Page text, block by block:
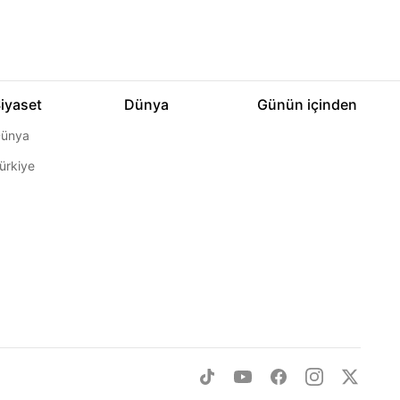
Dünya Günün içinden